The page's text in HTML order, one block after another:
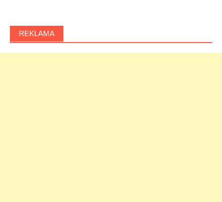
REKLAMA